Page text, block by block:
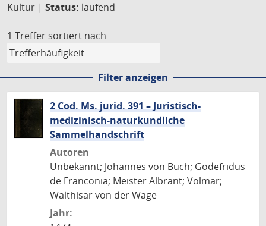
Kultur | Status: laufend
1 Treffer sortiert nach
Filter anzeigen
2 Cod. Ms. jurid. 391 – Juristisch-
medizinisch-naturkundliche
Sammelhandschrift
Autoren
Unbekannt; Johannes von Buch; Godefridus
de Franconia; Meister Albrant; Volmar;
Walthisar von der Wage
Jahr: